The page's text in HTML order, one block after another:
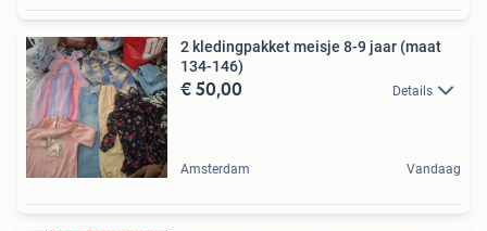
2 kledingpakket meisje 8-9 jaar (maat
134-146)
€ 50,00 Details
Amsterdam Vandaag